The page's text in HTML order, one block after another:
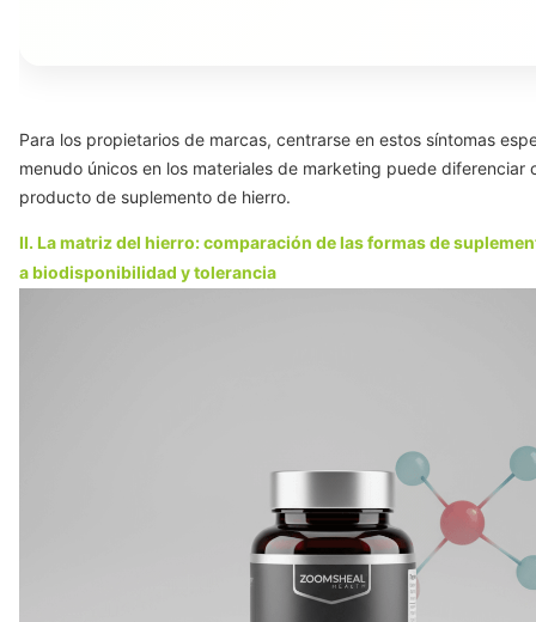
Para los propietarios de marcas, centrarse en estos síntomas
menudo únicos en los materiales de marketing puede diferenciar
producto de suplemento de hierro.
II. La matriz del hierro: comparación de las formas de
a biodisponibilidad y tolerancia